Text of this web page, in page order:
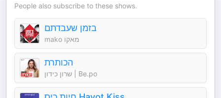
People also subscribe to these shows.
בזמן שעבדתם
mako מאקו
הכותרת
שרון כידון | Be.po